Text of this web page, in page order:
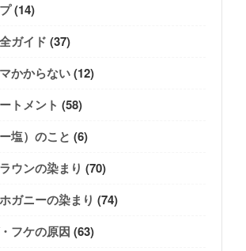
(14)
ガイド (37)
かからない(12)
トメント (58)
塩）のこと (6)
ウンの染まり (70)
ガニーの染まり (74)
フケの原因 (63)